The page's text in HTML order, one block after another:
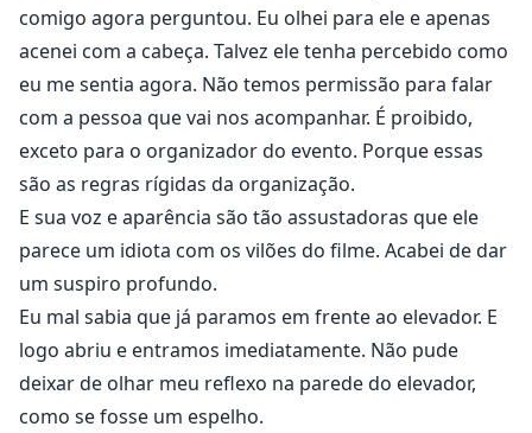
comigo agora perguntou. Eu olhei para ele e apenas
acenei com a cabeça. Talvez ele tenha percebido como
eu me sentia agora. Não temos permissão para falar
com a pessoa que vai nos acompanhar. É proibido,
exceto para o organizador do evento. Porque essas
são as regras rígidas da organização.
E sua voz e aparência são tão assustadoras que ele
parece um idiota com os vilões do filme. Acabei de dar
um suspiro profundo.
Eu mal sabia que já paramos em frente ao elevador. E
logo abriu e entramos imediatamente. Não pude
deixar de olhar meu reflexo na parede do elevador,
como se fosse um espelho.